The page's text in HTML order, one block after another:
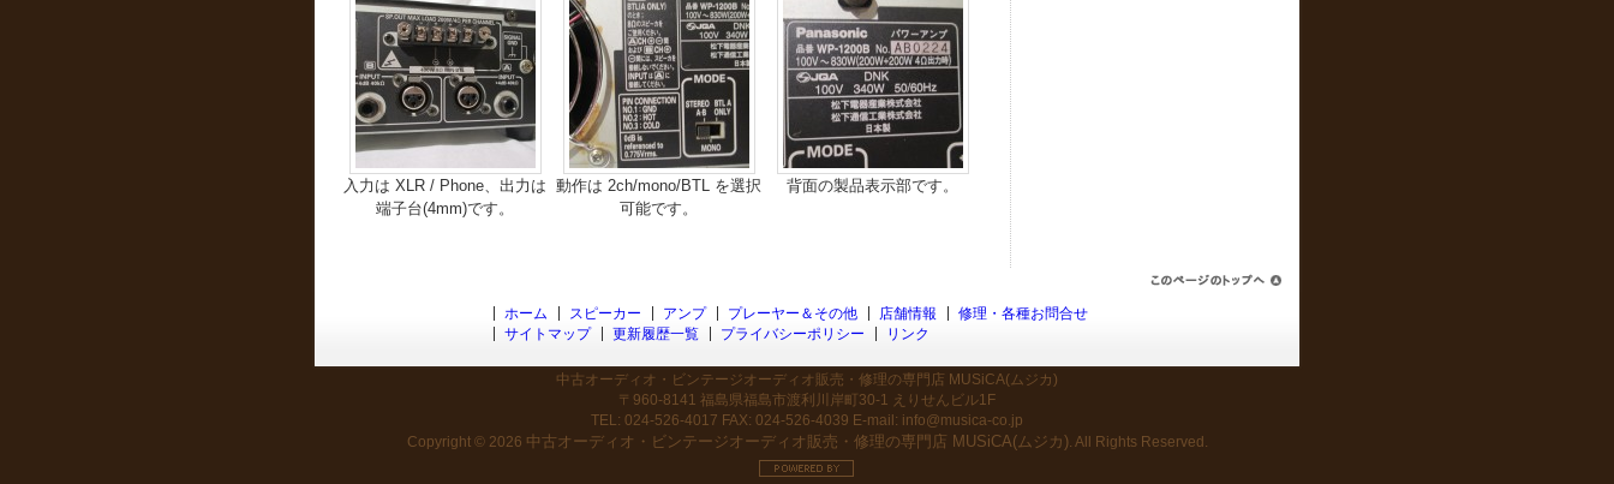
入力は XLR / Phone、出力は
端子台(4mm)です。
動作は 2ch/mono/BTL を選択
可能です。
背面の製品表示部です。
ホーム スピーカー アンプ プレーヤー＆その他 店舗情報
修理・各種お問合せ
サイトマップ
更新履歴一覧 プライバシーポリシー リンク
中古オーディオ・ビンテージオーディオ販売・修理の専門店 MUSiCA(ムジカ)
〒960-8141 福島県福島市渡利川岸町30-1 えりせんビル1F
TEL: 024-526-4017 FAX: 024-526-4039 E-mail: info@musica-co.jp
Copyright © 2026 中古オーディオ・ビンテージオーディオ販売・修理の専門店 MUSiCA(ムジカ). All Rights Reserved.